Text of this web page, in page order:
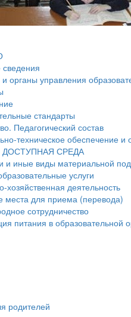
и органы управления
стандарты
Педагогический состав
техническое обеспечение и
ДОСТУПНАЯ СРЕДА
и иные виды материальной
услуги
хозяйственная деятельность
места для приема (перевода)
сотрудничество
питания в образовательной
родителей